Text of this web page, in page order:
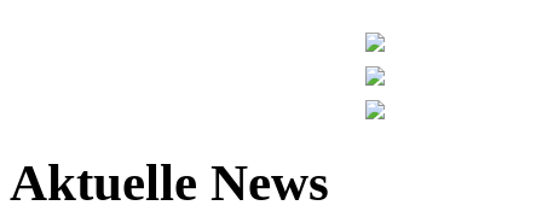
Aktuelle News